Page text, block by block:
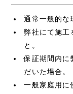
通常一般的な
弊社にて施工
と。
保証期間内に
だいた場合。
一般家庭用に